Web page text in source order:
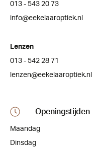
013 - 543 20 73
info@eekelaaroptiek.nl
Lenzen
013 - 542 28 71
lenzen@eekelaaroptiek.nl
Openingstijden
Maandag
Dinsdag